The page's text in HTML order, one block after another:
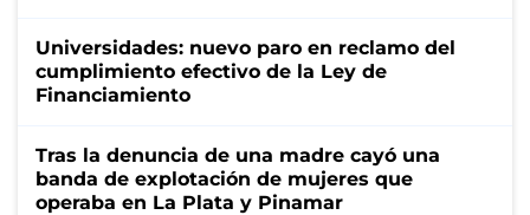
Universidades: nuevo paro en reclamo del
cumplimiento efectivo de la Ley de
Financiamiento
Tras la denuncia de una madre cayó una
banda de explotación de mujeres que
operaba en La Plata y Pinamar